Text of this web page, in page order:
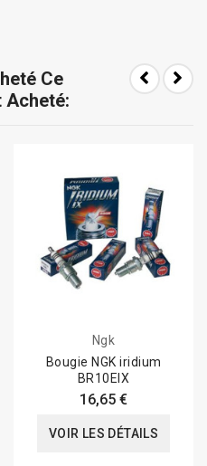
Ce
Acheté:
Ngk
Bougie NGK iridium
BR10EIX
16,65 €
VOIR LES DÉTAILS